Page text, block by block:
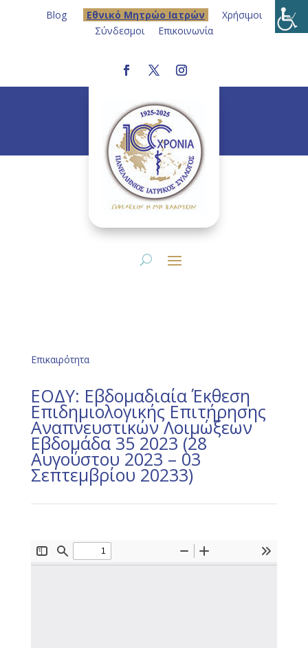
Blog Eθνικό Μητρώο Ιατρών
Χρήσιμοι
Σύνδεσμοι
Επικοινωνία
Επικαιρότητα
ΕΟΔΥ: Εβδομαδιαία Έκθεση
Επιδημιολογικής Επιτήρησης
Αναπνευστικών Λοιμώξεων
Εβδομάδα 35 2023 (28
Αυγούστου 2023 – 03
Σεπτεμβρίου 20233)